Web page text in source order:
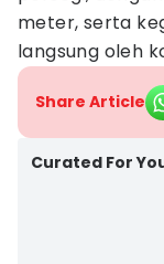
meter, serta
langsung oleh
Share Article
Curated For